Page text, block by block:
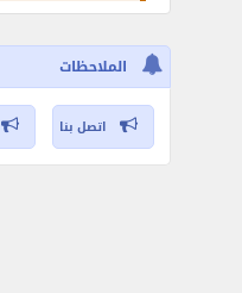
الملاحظات
اتصل بنا